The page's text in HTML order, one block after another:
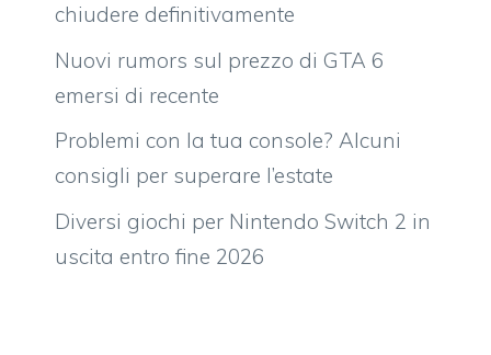
chiudere definitivamente
Nuovi rumors sul prezzo di GTA 6
emersi di recente
Problemi con la tua console? Alcuni
consigli per superare l’estate
Diversi giochi per Nintendo Switch 2 in
uscita entro fine 2026